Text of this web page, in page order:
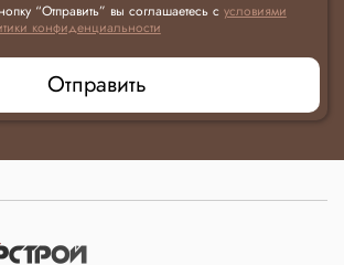
“Отправить” вы соглашаетесь с условиями
конфиденциальности
Отправить